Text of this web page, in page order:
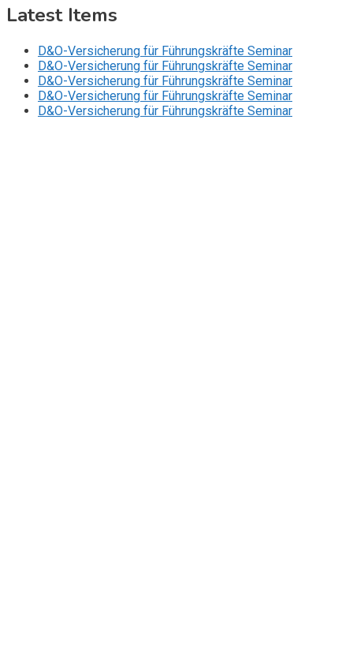
Latest Items
D&O-Versicherung für Führungskräfte Seminar
D&O-Versicherung für Führungskräfte Seminar
D&O-Versicherung für Führungskräfte Seminar
D&O-Versicherung für Führungskräfte Seminar
D&O-Versicherung für Führungskräfte Seminar